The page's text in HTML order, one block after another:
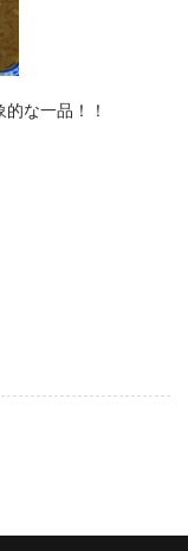
な一品！！